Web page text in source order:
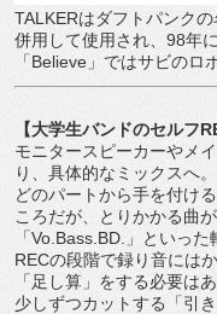
TALKERはダフトパンク
併用して使用され、98年
「Believe」ではサビのロ
【大学生バンドのセルフ
モニタースピーカーやメ
り、具体的なミックスへ。
どのパートから手を付け
ころだが、とりかかる曲
「Vo.Bass.BD.」といっ
RECの段階で録り音には
「足し算」をする必要は
少しずつカットする「引